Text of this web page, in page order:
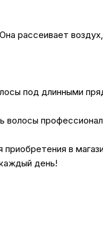
рассеивает
под длинными
волосы
в
день!